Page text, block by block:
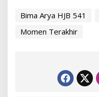
Bima Arya HJB 541
Momen Terakhir